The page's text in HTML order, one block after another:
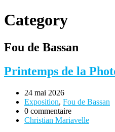
Category
Fou de Bassan
Printemps de la
24 mai 2026
Exposition, Fou de Bassan
0 commentaire
Christian Mariavelle